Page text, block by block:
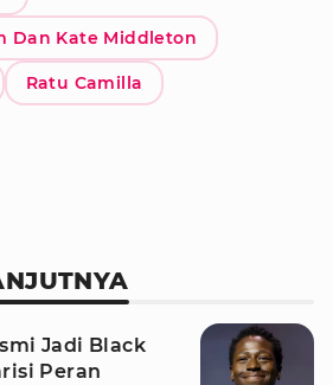
Dan Kate Middleton
Ratu Camilla
Jadi Black
Peran